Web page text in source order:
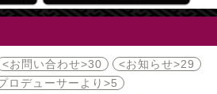
<お問い合わせ>30 <お知らせ>29
ロデューサーより>5